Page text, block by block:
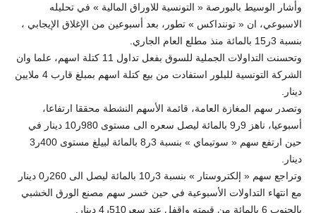
وأشار الوسيط بالبورصة « التونسية للاوراق المالية » في تحليله
الاسبوعي، ان « توننداكس » تطور، بعد أسبوعين من الإغلاق الإيجابي ،
بنسبة 3ر15 بالمائة منذ مطلع العام الجاري.
وتحسنت التداولات الجملية للسوق بفعل تداول 11 كتلة اسهم، علما وان
الشركة التونسية للبلور استفادت من بيع كتلة اسهم بمبلغ قارب 4 ملايين
دينار.
وتصدر سهم المغازة العامة، قائمة الأسهم النشطة محققا ارتفاعا،
أسبوعيا، ناهز 9ر9 بالمائة ليصل سعره الى مستوى 980ر10 دينار في
حين ارتفع سهم « سوتيماي » بنسبة 3ر8 بالمائة لبيلغ مستوى 400ر3
دينار.
وتراجع سهم « إلكتروستار » بنسبة 3ر10 بالمائة ليصل الى 260ر0 دينار
مع انتهاء التداولات الأسبوعية في حين خسر سهم مصنع الورق الخشبي
بالجنوب 6 بالمائة من قيمته واقفل عند سعر510ر4 دينار.